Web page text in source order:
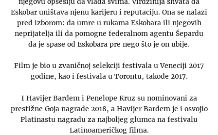
Eskobar uništava njenu karijeru i reputaciju. Ona se nalazi
pred izborom: da umre u rukama Eskobara ili njegovih
neprijatelja ili da pomogne federalnom agentu Šepardu
da je spase od Eskobara pre nego što je on ubije.
Film je bio u zvaničnoj selekciji festivala u Veneciji 2017
godine, kao i festivala u Torontu, takođe 2017.
I Havijer Bardem i Penelope Kruz su nominovani za
prestižne Goja nagrade 2018, a Havijer Bardem je i osvojio
Platinastu nagradu za najboljeg glumca na festivalu
Latinoameričkog filma.